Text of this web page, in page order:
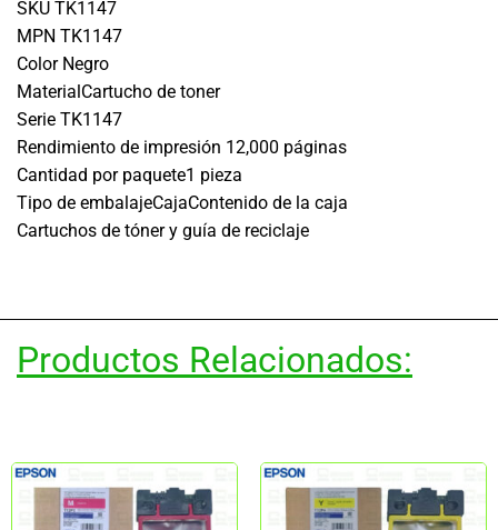
SKU TK1147
MPN TK1147
Color Negro
MaterialCartucho de toner
Serie TK1147
Rendimiento de impresión 12,000 páginas
Cantidad por paquete1 pieza
Tipo de embalajeCajaContenido de la caja
Cartuchos de tóner y guía de reciclaje
Productos Relacionados: